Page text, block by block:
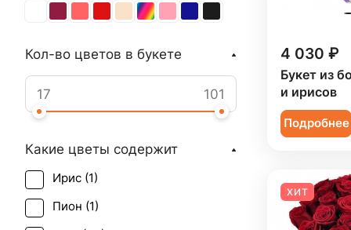
4 030 ₽
Букет из
и ирисов
Подробнее
ХИТ
Кол-во цветов в букете
Какие цветы содержит
Ирис (1)
Пион (1)